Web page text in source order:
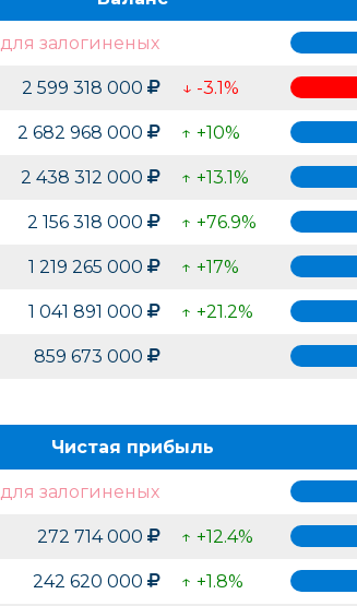
для залогиненых
2 599 318 000 ↓ -3.1%
2 682 968 000 ↑ +10%
2 438 312 000 ↑ +13.1%
2 156 318 000 ↑ +76.9%
1 219 265 000 ↑ +17%
1 041 891 000 ↑ +21.2%
859 673 000
Чистая прибыль
для залогиненых
272 714 000 ↑ +12.4%
242 620 000 ↑ +1.8%